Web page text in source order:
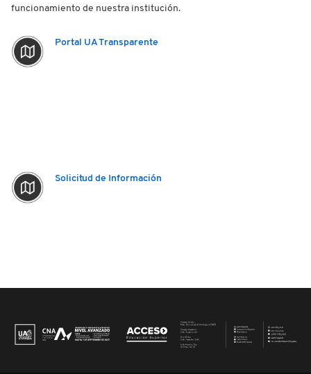
funcionamiento de nuestra institución.
Portal UA Transparente
Solicitud de Información